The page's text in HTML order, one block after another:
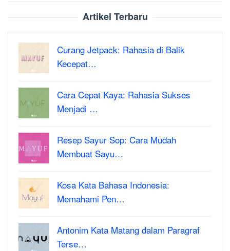
Artikel Terbaru
Curang Jetpack: Rahasia di Balik
Kecepat…
Cara Cepat Kaya: Rahasia Sukses
Menjadi …
Resep Sayur Sop: Cara Mudah
Membuat Sayu…
Kosa Kata Bahasa Indonesia:
Memahami Pen…
Antonim Kata Matang dalam Paragraf
Terse…